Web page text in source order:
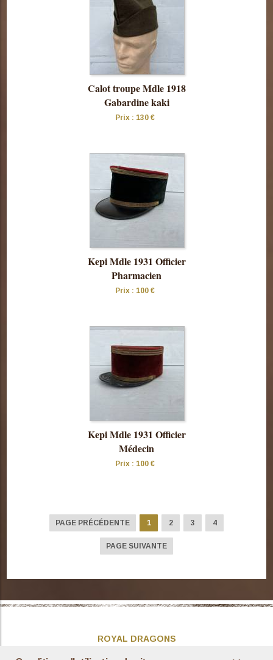
cette pièce
Calot troupe Mdle 1918
Gabardine kaki
Prix : 130 €
cette pièce
Kepi Mdle 1931 Officier
Pharmacien
Prix : 100 €
Kepi Mdle 1931 Officier
Médecin
Prix : 100 €
PAGE PRÉCÉDENTE 1 2 3 4
PAGE SUIVANTE
ROYAL DRAGONS